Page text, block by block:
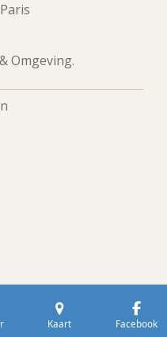
Omgeving.
Kaart Facebook